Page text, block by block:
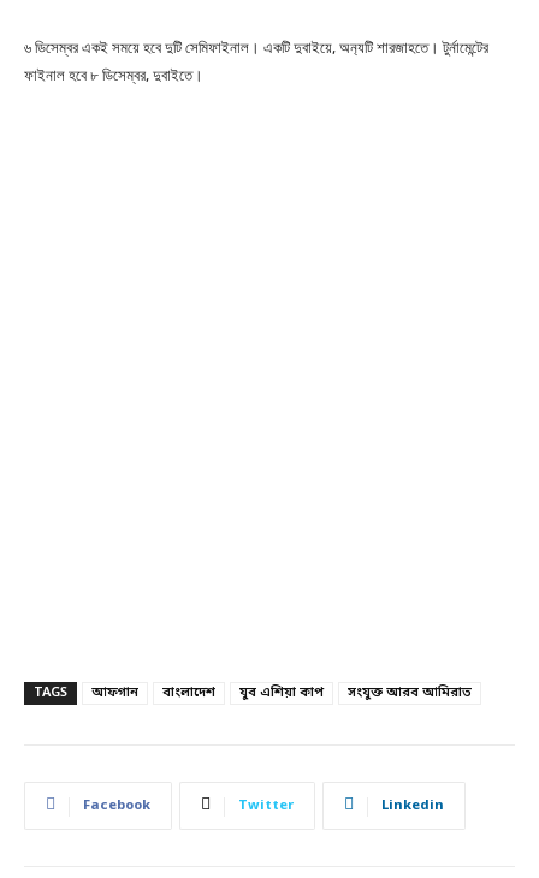
৬ ডিসেম্বর একই সময়ে হবে দুটি সেমিফাইনাল। একটি দুবাইয়ে, অন‍্যটি শারজাহতে। টুর্নামেন্টের
ফাইনাল হবে ৮ ডিসেম্বর, দুবাইতে।
TAGS আফগান বাংলাদেশ যুব এশিয়া কাপ সংযুক্ত আরব আমিরাত
Facebook Twitter Linkedin